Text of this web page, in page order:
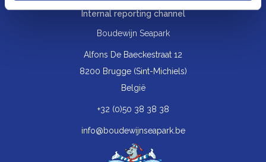
Internal reporting channel
Boudewijn Seapark
Alfons De Baeckestraat 12
8200 Brugge (Sint-Michiels)
België
+32 (0)50 38 38 38
info@boudewijnseapark.be